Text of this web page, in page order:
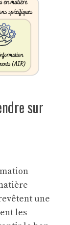
sur
une
les